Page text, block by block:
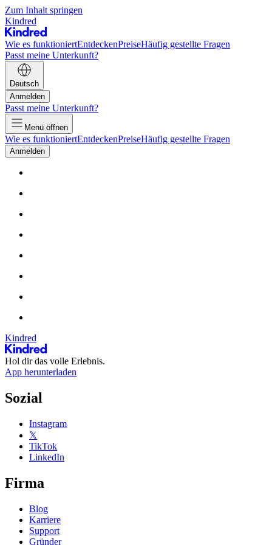
Zum Inhalt springen
Kindred
Wie es funktioniertEntdeckenPreiseHäufig gestellte Fragen
Passt meine Unterkunft?
Deutsch
Anmelden
Passt meine Unterkunft?
Menü öffnen
Wie es funktioniertEntdeckenPreiseHäufig gestellte Fragen
Anmelden
Kindred
Hol dir das volle Erlebnis.
App herunterladen
Sozial
Instagram
𝕏
TikTok
LinkedIn
Firma
Blog
Karriere
Support
Gründer